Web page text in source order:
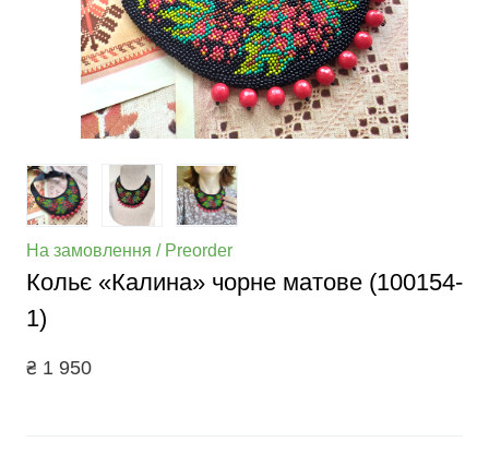
На замовлення / Preorder
Кольє «Калина» чорне матове (100154-
1)
₴ 1 950